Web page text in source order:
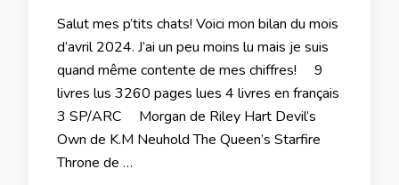
Salut mes p’tits chats! Voici mon bilan du mois
d’avril 2024. J’ai un peu moins lu mais je suis
quand même contente de mes chiffres! 9
livres lus 3260 pages lues 4 livres en français
3 SP/ARC Morgan de Riley Hart Devil’s
Own de K.M Neuhold The Queen’s Starfire
Throne de …